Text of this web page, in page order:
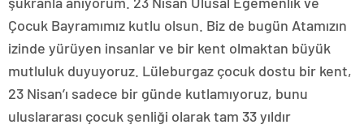
Çocuk Bayramımız kutlu olsun. Biz de bugün Atamızın
izinde yürüyen insanlar ve bir kent olmaktan büyük
mutluluk duyuyoruz. Lüleburgaz çocuk dostu bir kent,
23 Nisan’ı sadece bir günde kutlamıyoruz, bunu
uluslararası çocuk şenliği olarak tam 33 yıldır